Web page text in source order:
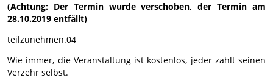
(Achtung: Der Termin wurde verschoben, der Termin am
28.10.2019 entfällt)
teilzunehmen.04
Wie immer, die Veranstaltung ist kostenlos, jeder zahlt seinen
Verzehr selbst.